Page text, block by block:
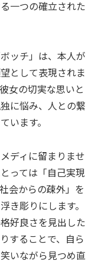
一つの確立された
ッチ」は、本人が
として表現されま
女の切実な思いと
に悩み、人との繋
います。
ディに留まりませ
っては「自己実現
会からの疎外」を
き彫りにします。
好良さを見出した
することで、自ら
いながら見つめ直